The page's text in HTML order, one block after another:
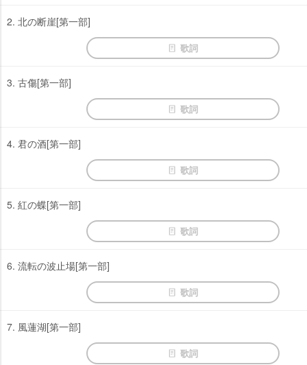
2. 北の断崖[第一部]
歌詞
3. 古傷[第一部]
歌詞
4. 君の酒[第一部]
歌詞
5. 紅の蝶[第一部]
歌詞
6. 流転の波止場[第一部]
歌詞
7. 風蓮湖[第一部]
歌詞